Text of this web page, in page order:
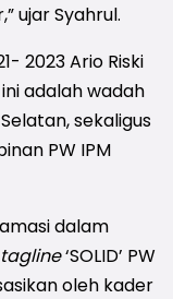
ujar Syahrul.
2023 Ario Riski
adalah wadah
sekaligus
PW IPM
dalam
tagline‘SOLID’ PW
oleh kader